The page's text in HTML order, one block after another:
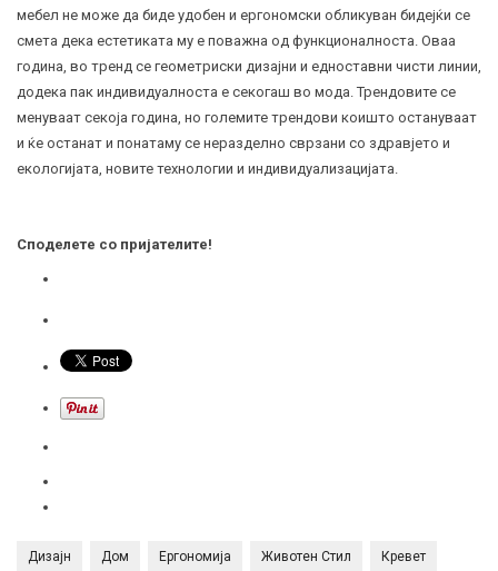
мебел не може да биде удобен и ергономски обликуван бидејќи се
смета дека естетиката му е поважна од функционалноста. Оваа
година, во тренд се геометриски дизајни и едноставни чисти линии,
додека пак индивидуалноста е секогаш во мода. Трендовите се
менуваат секоја година, но големите трендови коишто остануваат
и ќе останат и понатаму се неразделно сврзани со здравјето и
екологијата, новите технологии и индивидуализацијата.
Споделете со пријателите!
Дизајн Дом Ергономија Животен Стил Кревет